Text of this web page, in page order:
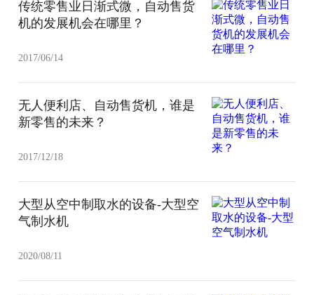
传统零售业日渐式微，自动售货
机的发展机会在哪里？
2017/06/14
无人便利店、自动售货机，谁是
新零售的未来？
2017/12/18
大型从空中制取水的设备-大型空
气制水机
2020/08/11